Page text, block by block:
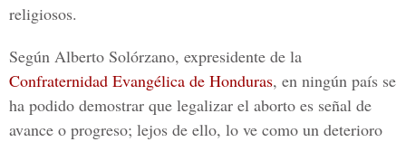
religiosos.
Según Alberto Solórzano, expresidente de la
Confraternidad Evangélica de Honduras, en ningún país se
ha podido demostrar que legalizar el aborto es señal de
avance o progreso; lejos de ello, lo ve como un deterioro